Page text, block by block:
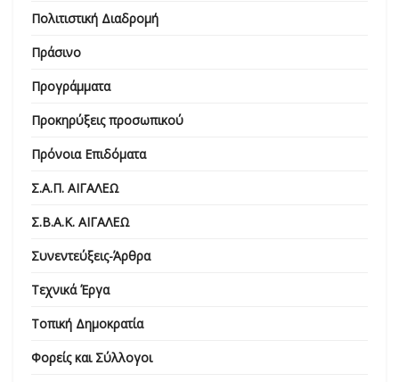
Πολιτιστική Διαδρομή
Πράσινο
Προγράμματα
Προκηρύξεις προσωπικού
Πρόνοια Επιδόματα
Σ.Α.Π. ΑΙΓΑΛΕΩ
Σ.Β.Α.Κ. ΑΙΓΑΛΕΩ
Συνεντεύξεις-Άρθρα
Τεχνικά Έργα
Τοπική Δημοκρατία
Φορείς και Σύλλογοι